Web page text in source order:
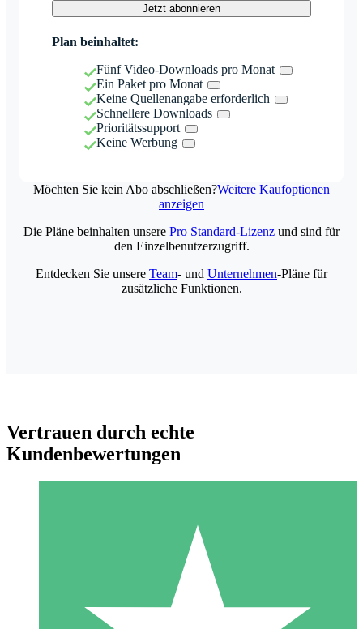
Jetzt abonnieren
Plan beinhaltet:
Fünf Video-Downloads pro Monat
Ein Paket pro Monat
Keine Quellenangabe erforderlich
Schnellere Downloads
Prioritätssupport
Keine Werbung
Möchten Sie kein Abo abschließen?Weitere Kaufoptionen
anzeigen
Individuelle Credit-Pakete
Zahlen Sie nach Bedarf mit Download-Credits. Keine
monatliche Verpflichtung erforderlich.
Die Pläne beinhalten unsere Pro Standard-Lizenz und sind für
den Einzelbenutzerzugriff.
Entdecken Sie unsere Team- und Unternehmen-Pläne für
zusätzliche Funktionen.
Vertrauen durch echte
Kundenbewertungen